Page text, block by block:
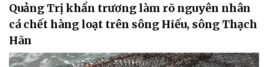
Quảng Trị khẩn trương làm rõ nguyên nhân
cá chết hàng loạt trên sông Hiếu, sông Thạch
Hãn